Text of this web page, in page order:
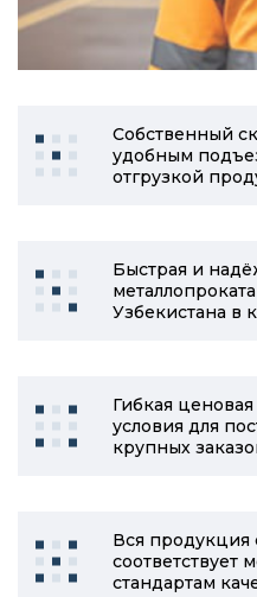
Собственный
удобным
отгрузкой
Быстрая и
Узбекистана в
Гибкая
условия для
крупных
Вся продукция
стандартам